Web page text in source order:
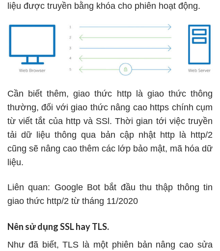
liệu được truyền bằng khóa cho phiên hoạt động.
Cần biết thêm, giao thức http là giao thức thông
thường, đối với giao thức nâng cao https chính cụm
từ viết tắt của http và SSl. Thời gian tới việc truyền
tải dữ liệu thông qua bản cập nhật http là http/2
cũng sẽ nâng cao thêm các lớp bảo mật, mã hóa dữ
liệu.
Liên quan: Google Bot bắt đầu thu thập thông tin
giao thức http/2 từ tháng 11/2020
Nên sử dụng SSL hay TLS.
Như đã biết, TLS là một phiên bản nâng cao sửa